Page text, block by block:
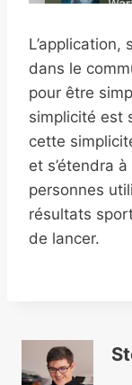
L’application,
dans le
pour être
simplicité est
cette
et s’étendra
personnes
résultats
de lancer.